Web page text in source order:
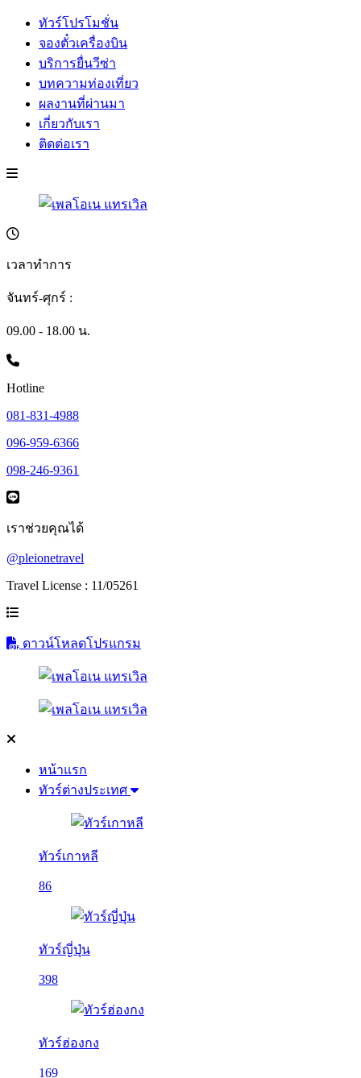
ทัวร์โปรโมชั่น
จองตั๋วเครื่องบิน
บริการยื่นวีซ่า
บทความท่องเที่ยว
ผลงานที่ผ่านมา
เกี่ยวกับเรา
ติดต่อเรา
เวลาทำการ
จันทร์-ศุกร์ :
09.00 - 18.00 น.
Hotline
081-831-4988
096-959-6366
098-246-9361
เราช่วยคุณได้
@pleionetravel
Travel License : 11/05261
ดาวน์โหลดโปรแกรม
หน้าแรก
ทัวร์ต่างประเทศ
ทัวร์เกาหลี
86
ทัวร์ญี่ปุ่น
398
ทัวร์ฮ่องกง
169